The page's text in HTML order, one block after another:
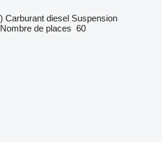
Carburant diesel Suspension
Nombre de places 60